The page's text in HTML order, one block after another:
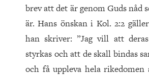
brev att det är genom Guds nåd
är. Hans önskan i Kol. 2:2
han skriver: ”Jag vill att
styrkas och att de skall bindas
och få uppleva hela rikedomen